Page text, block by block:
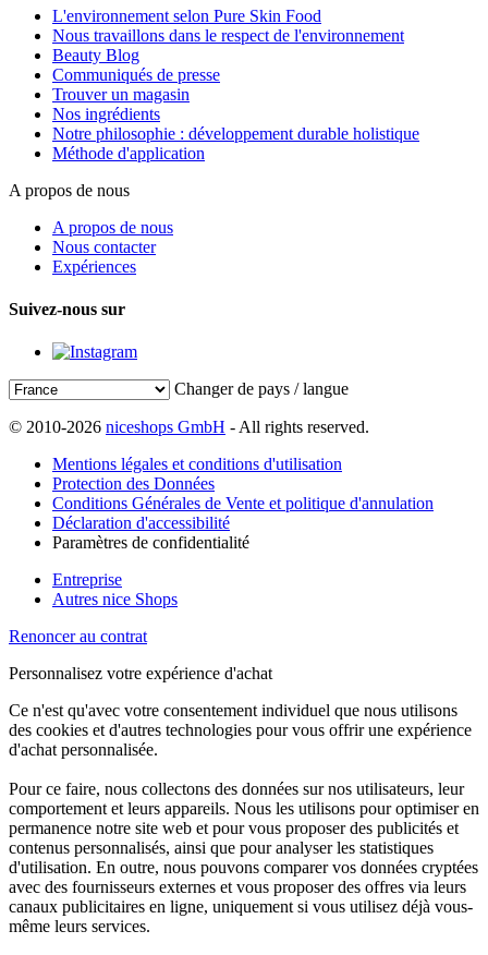
L'environnement selon Pure Skin Food
Nous travaillons dans le respect de l'environnement
Beauty Blog
Communiqués de presse
Trouver un magasin
Nos ingrédients
Notre philosophie : développement durable holistique
Méthode d'application
A propos de nous
A propos de nous
Nous contacter
Expériences
Suivez-nous sur
Changer de pays / langue
© 2010-2026 niceshops GmbH - All rights reserved.
Mentions légales et conditions d'utilisation
Protection des Données
Conditions Générales de Vente et politique d'annulation
Déclaration d'accessibilité
Paramètres de confidentialité
Entreprise
Autres nice Shops
Renoncer au contrat
Personnalisez votre expérience d'achat
Ce n'est qu'avec votre consentement individuel que nous utilisons
des cookies et d'autres technologies pour vous offrir une expérience
d'achat personnalisée.
Pour ce faire, nous collectons des données sur nos utilisateurs, leur
comportement et leurs appareils. Nous les utilisons pour optimiser en
permanence notre site web et pour vous proposer des publicités et
contenus personnalisés, ainsi que pour analyser les statistiques
d'utilisation. En outre, nous pouvons comparer vos données cryptées
avec des fournisseurs externes et vous proposer des offres via leurs
canaux publicitaires en ligne, uniquement si vous utilisez déjà vous-
même leurs services.